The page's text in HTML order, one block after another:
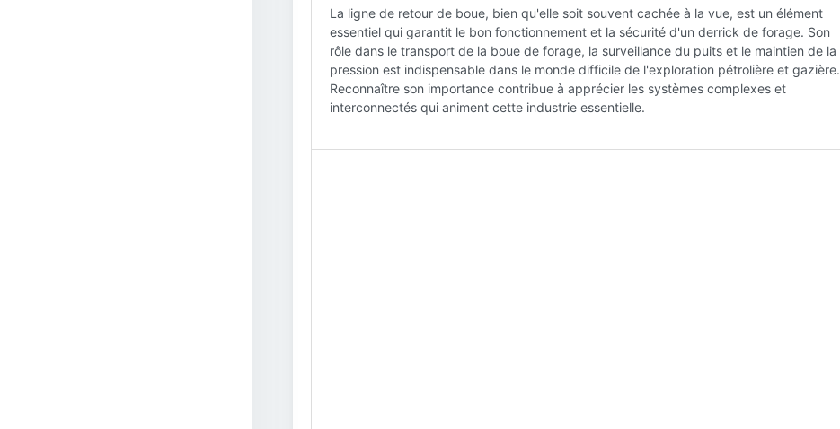
La ligne de retour de boue, bien qu'elle soit souvent cachée à la vue, est un élément
essentiel qui garantit le bon fonctionnement et la sécurité d'un derrick de forage. Son
rôle dans le transport de la boue de forage, la surveillance du puits et le maintien de la
pression est indispensable dans le monde difficile de l'exploration pétrolière et gazière.
Reconnaître son importance contribue à apprécier les systèmes complexes et
interconnectés qui animent cette industrie essentielle.